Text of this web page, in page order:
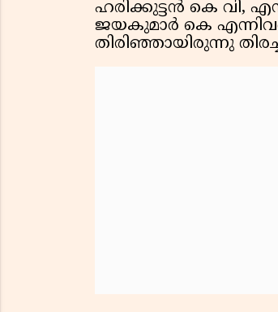
ഹരിക്കുട്ടൻ കെ
ജയകുമാർ കെ
തിരിഞ്ഞായിരുന്നു